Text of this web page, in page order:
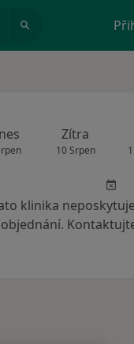
Zítra
10 Srpen
klinika
objednání.